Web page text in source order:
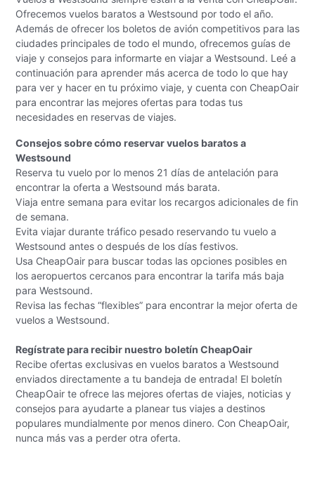
Ofrecemos vuelos baratos a Westsound por todo el año.
Además de ofrecer los boletos de avión competitivos para las
ciudades principales de todo el mundo, ofrecemos guías de
viaje y consejos para informarte en viajar a Westsound. Leé a
continuación para aprender más acerca de todo lo que hay
para ver y hacer en tu próximo viaje, y cuenta con CheapOair
para encontrar las mejores ofertas para todas tus
necesidades en reservas de viajes.
Consejos sobre cómo reservar vuelos baratos a
Westsound
Reserva tu vuelo por lo menos 21 días de antelación para
encontrar la oferta a Westsound más barata.
Viaja entre semana para evitar los recargos adicionales de fin
de semana.
Evita viajar durante tráfico pesado reservando tu vuelo a
Westsound antes o después de los días festivos.
Usa CheapOair para buscar todas las opciones posibles en
los aeropuertos cercanos para encontrar la tarifa más baja
para Westsound.
Revisa las fechas “flexibles” para encontrar la mejor oferta de
vuelos a Westsound.
Regístrate para recibir nuestro boletín CheapOair
Recibe ofertas exclusivas en vuelos baratos a Westsound
enviados directamente a tu bandeja de entrada! El boletín
CheapOair te ofrece las mejores ofertas de viajes, noticias y
consejos para ayudarte a planear tus viajes a destinos
populares mundialmente por menos dinero. Con CheapOair,
nunca más vas a perder otra oferta.